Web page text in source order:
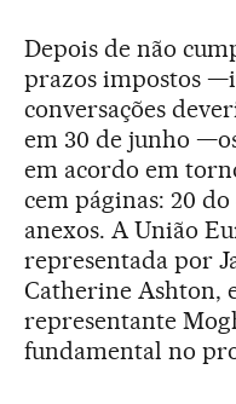
Depois de não
prazos impostos
conversações
em 30 de junho
em acordo em
cem páginas: 20
anexos. A União
representada por
Catherine Ashton,
representante
fundamental no